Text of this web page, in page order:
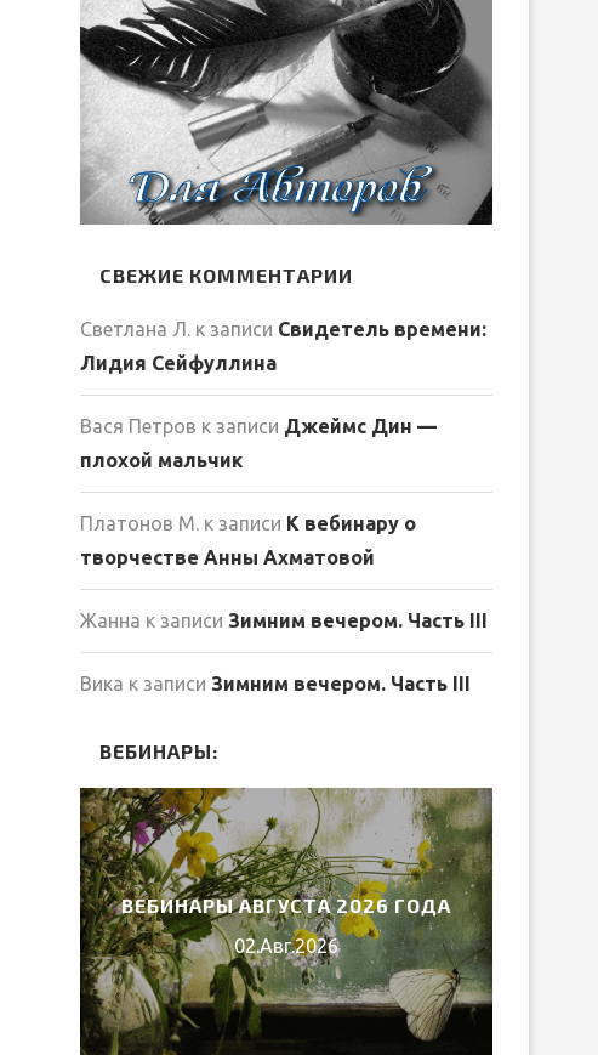
СВЕЖИЕ КОММЕНТАРИИ
Светлана Л. к записи Свидетель времени:
Лидия Сейфуллина
Вася Петров к записи Джеймс Дин —
плохой мальчик
Платонов М. к записи К вебинару о
творчестве Анны Ахматовой
Жанна к записи Зимним вечером. Часть III
Вика к записи Зимним вечером. Часть III
ВЕБИНАРЫ:
ВЕБИНАРЫ ИЮЛЯ 2026 ГОДА
30.Июн.2026